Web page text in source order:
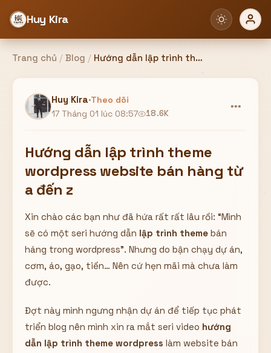
Huy Kira
ZALO ADMIN
0358949680
Nhắn Zalo
Đăng nhập
Email/Tên đăng nhập
Mật khẩu
Quên mật khẩu ?
Đăng nhập
Trang chủ / Blog / Hướng dẫn lập trình theme wordpress website bán hàng từ a đến z
Huy Kira·Theo dõi
17 Tháng 01 lúc 08:57
18.6K
•••
Hướng dẫn lập trình theme
wordpress website bán hàng từ
a đến z
Xin chào các bạn như đã hứa rất rất lâu rồi: “Mình
sẽ có một seri hướng dẫn lập trình theme bán
háng trong wordpress”. Nhưng do bận chạy dự án,
cơm, áo, gạo, tiền… Nên cứ hẹn mãi mà chưa làm
được.
Đợt này mình ngưng nhận dự án để tiếp tục phát
triển blog nên mình xin ra mắt seri video hướng
dẫn lập trình theme wordpress làm website bán